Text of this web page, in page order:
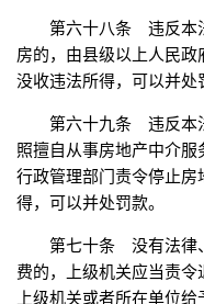
第六十八条 违反本
房的，由县级以上人民政
没收违法所得，可以并处
第六十九条 违反本
照擅自从事房地产中介
行政管理部门责令停止
得，可以并处罚款。
第七十条 没有法律
费的，上级机关应当责
上级机关或者所在单位给